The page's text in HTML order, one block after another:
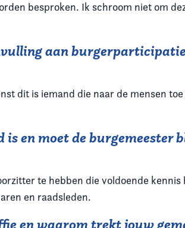
besproken. Ik schroom niet om
aan
dit is iemand die naar de mensen
en moet de burgemeester
te hebben die voldoende
en raadsleden.
en waarom trekt jouw